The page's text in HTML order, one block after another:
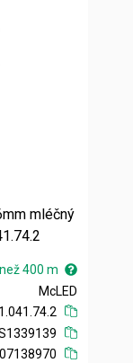
mléčný
400 m
McLED